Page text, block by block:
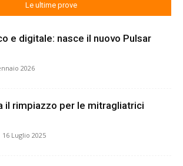
Le ultime prove
e digitale: nasce il nuovo Pulsar
2026
il rimpiazzo per le mitragliatrici
16 Luglio 2025